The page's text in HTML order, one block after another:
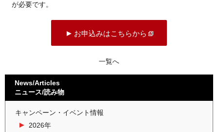
News/Articles
ニュース/読み物
キャンペーン・イベント情報
2026年
が必要です。
お申込みはこちらから
一覧へ